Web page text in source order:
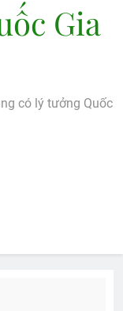
Gia
có lý tưởng Quốc